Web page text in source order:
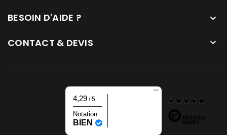
BESOIN D'AIDE ? 
CONTACT & DEVIS 
4,29 / 5
Notation
BIEN